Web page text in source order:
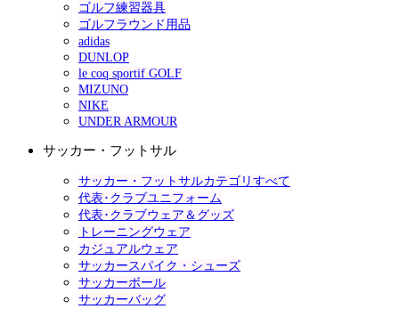
ゴルフ練習器具
ゴルフラウンド用品
adidas
DUNLOP
le coq sportif GOLF
MIZUNO
NIKE
UNDER ARMOUR
サッカー・フットサル
サッカー・フットサルカテゴリすべて
代表･クラブユニフォーム
代表･クラブウェア＆グッズ
トレーニングウェア
カジュアルウェア
サッカースパイク・シューズ
サッカーボール
サッカーバッグ